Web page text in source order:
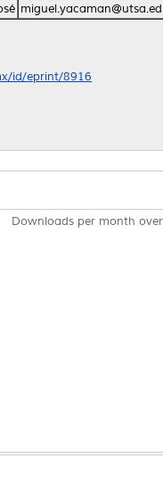
id/eprint/8916
Downloads per month